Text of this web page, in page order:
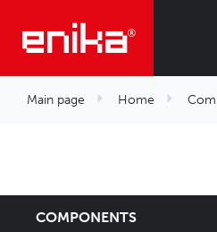
Main page Home
COMPONENTS